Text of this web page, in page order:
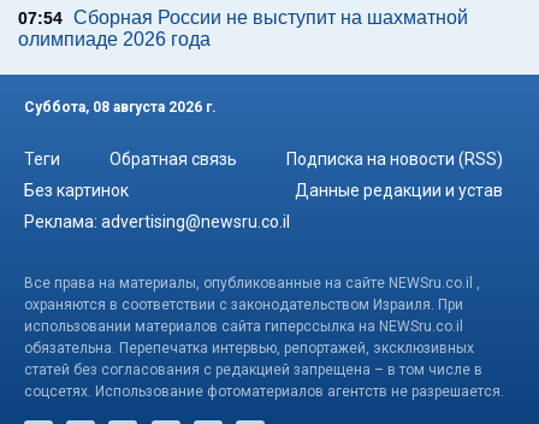
07:54 Сборная России не выступит на шахматной
олимпиаде 2026 года
Суббота, 08 августа 2026 г.
Теги Обратная связь
Подписка на новости (RSS)
Без картинок
Данные редакции и устав
Реклама: advertising@newsru.co.il
Все права на материалы, опубликованные на сайте NEWSru.co.il ,
охраняются в соответствии с законодательством Израиля. При
использовании материалов сайта гиперссылка на NEWSru.co.il
обязательна. Перепечатка интервью, репортажей, эксклюзивных
статей без согласования с редакцией запрещена – в том числе в
соцсетях. Использование фотоматериалов агентств не разрешается.